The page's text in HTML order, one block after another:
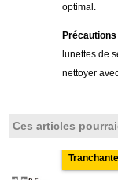
optimal.
Précautions
lunettes de
nettoyer
Ces articles